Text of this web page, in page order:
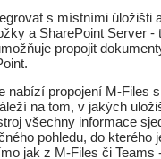
s místními úložišti
a SharePoint Server -
propojit
nabízí propojení M-Files
na tom, v jakých
všechny informace
pohledu, do kterého
jak z M-Files či Teams